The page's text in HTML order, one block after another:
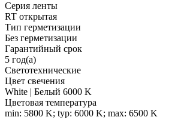
Серия ленты
RT открытая
Тип герметизации
Без герметизации
Гарантийный срок
5 год(а)
Светотехнические
Цвет свечения
White | Белый 6000 K
Цветовая температура
min: 5800 K; typ: 6000 K; max: 6500 K